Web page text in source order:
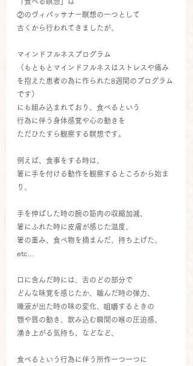
②のヴィパッサナー瞑想の一つとして
古くから行われてきましたが、
マインドフルネスプログラム
（もともとマインドフルネスはストレスや痛み
を抱えた患者の為に作られた8週間のプログラム
です）
にも組み込まれており、食べるという
行為に伴う身体感覚や心の動きを
ただひたすら観察する瞑想です。
例えば、食事をする時は、
箸に手を付ける動作を観察するところから始ま
り、
手を伸ばした時の腕の筋肉の収縮加減、
箸にふれた時に皮膚が感じた温度、
箸の重み、食べ物を摘まんだ、持ち上げた、
etc…
口に含んだ時には、舌のどの部分で
どんな味覚を感じたか、噛んだ時の弾力、
唾液が出た時の味の変化、咀嚼するときの
顎や唇の動き、飲み込む瞬間の喉の圧迫感、
湧き上がる気持ち、などなど、
食べるという行為に伴う所作一つ一つに